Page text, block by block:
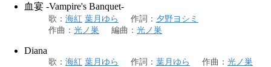
血宴 -Vampire's Banquet-
歌 ： 海紅 葉月ゆら 作詞 ： 夕野ヨシミ
作曲 ： 光ノ巣 編曲 ： 光ノ巣
Diana
歌 ： 海紅 葉月ゆら 作詞 ： 葉月ゆら 作曲 ： 光ノ巣